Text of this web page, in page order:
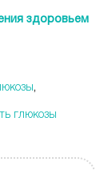
здоровьем
,
глюкозы